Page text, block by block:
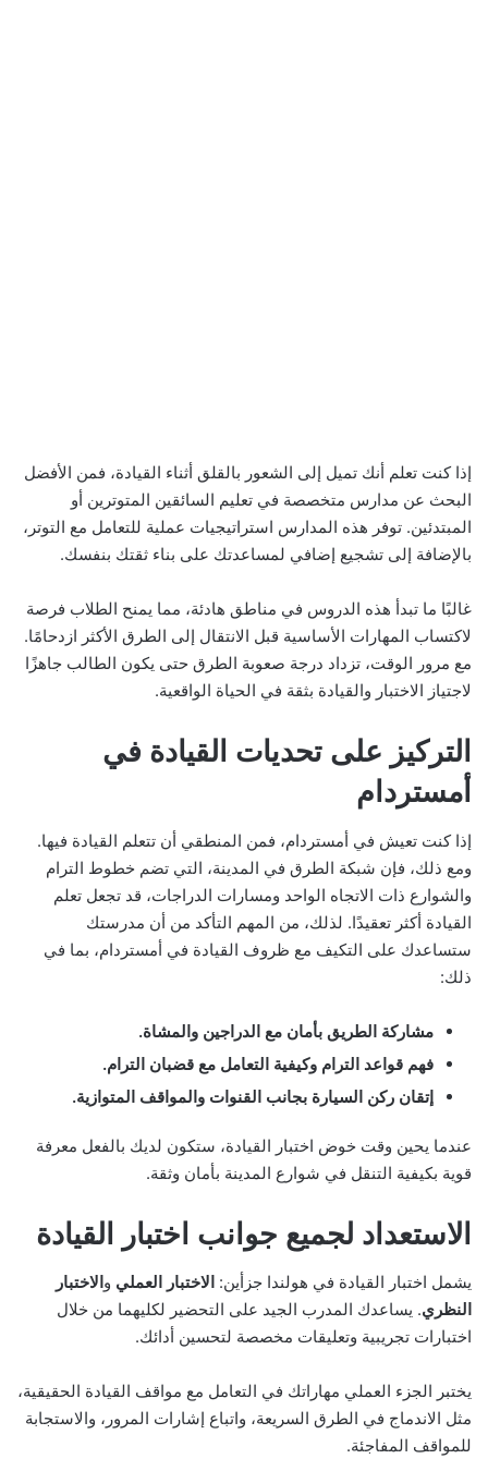
إذا كنت تعلم أنك تميل إلى الشعور بالقلق أثناء القيادة، فمن الأفضل
البحث عن مدارس متخصصة في تعليم السائقين المتوترين أو
المبتدئين. توفر هذه المدارس استراتيجيات عملية للتعامل مع التوتر،
بالإضافة إلى تشجيع إضافي لمساعدتك على بناء ثقتك بنفسك.
غالبًا ما تبدأ هذه الدروس في مناطق هادئة، مما يمنح الطلاب فرصة
لاكتساب المهارات الأساسية قبل الانتقال إلى الطرق الأكثر ازدحامًا.
مع مرور الوقت، تزداد درجة صعوبة الطرق حتى يكون الطالب جاهزًا
لاجتياز الاختبار والقيادة بثقة في الحياة الواقعية.
التركيز على تحديات القيادة في
أمستردام
إذا كنت تعيش في أمستردام، فمن المنطقي أن تتعلم القيادة فيها.
ومع ذلك، فإن شبكة الطرق في المدينة، التي تضم خطوط الترام
والشوارع ذات الاتجاه الواحد ومسارات الدراجات، قد تجعل تعلم
القيادة أكثر تعقيدًا. لذلك، من المهم التأكد من أن مدرستك
ستساعدك على التكيف مع ظروف القيادة في أمستردام، بما في
ذلك:
مشاركة الطريق بأمان مع الدراجين والمشاة.
فهم قواعد الترام وكيفية التعامل مع قضبان الترام.
إتقان ركن السيارة بجانب القنوات والمواقف المتوازية.
عندما يحين وقت خوض اختبار القيادة، ستكون لديك بالفعل معرفة
قوية بكيفية التنقل في شوارع المدينة بأمان وثقة.
الاستعداد لجميع جوانب اختبار القيادة
يشمل اختبار القيادة في هولندا جزأين: الاختبار العملي و الاختبار
النظري. يساعدك المدرب الجيد على التحضير لكليهما من خلال
اختبارات تجريبية وتعليقات مخصصة لتحسين أدائك.
يختبر الجزء العملي مهاراتك في التعامل مع مواقف القيادة الحقيقية،
مثل الاندماج في الطرق السريعة، واتباع إشارات المرور، والاستجابة
للمواقف المفاجئة.